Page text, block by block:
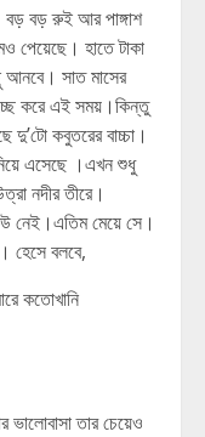
বড় রুই আর পাঙ্গাশ
পেয়েছে। হাতে টাকা
সাত মাসের
করে এই সময়।কিন্তু
কবুতরের বাচ্চা।
এসেছে ।এখন শুধু
নদীর তীরে।
নেই।এতিম মেয়ে সে।
হেসে বলবে,
কতোখানি
তার চেয়েও